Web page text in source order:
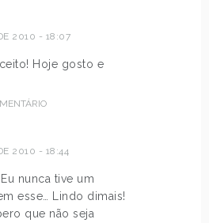
2010 - 18:07
Hoje gosto e
2010 - 18:44
nunca tive um
esse… Lindo dimais!
que não seja